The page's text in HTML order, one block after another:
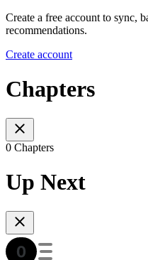
Create a free account to sync,
recommendations.
Create account
Chapters
0 Chapters
Up Next